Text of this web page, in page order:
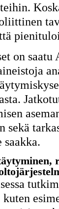
on
sekä